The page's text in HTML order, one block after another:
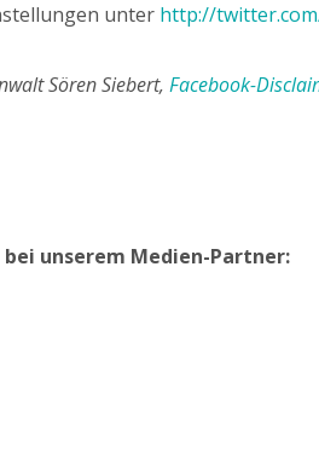
unter http://
Sören Siebert, Facebook-
unserem Medien-Partner: